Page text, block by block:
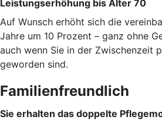
Leistungserhöhung bis Alter 70
Auf Wunsch erhöht sich die
Jahre um 10 Prozent – ganz ohne
auch wenn Sie in der Zwischenzeit
geworden sind.
Familienfreundlich
Sie erhalten das doppelte